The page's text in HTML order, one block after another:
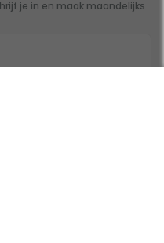
je in en maak maandelijks